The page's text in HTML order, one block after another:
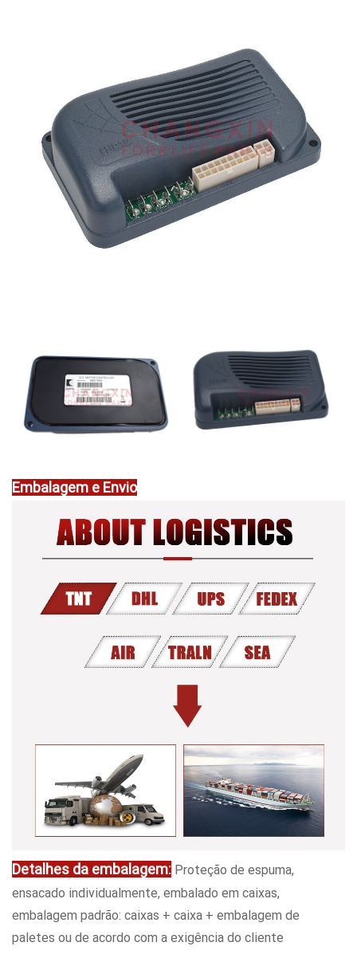
Embalagem e Envio
Detalhes da embalagem: Proteção de espuma,
ensacado individualmente, embalado em caixas,
embalagem padrão: caixas + caixa + embalagem de
paletes ou de acordo com a exigência do cliente